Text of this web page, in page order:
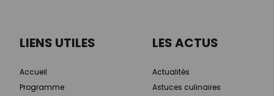
LIENS UTILES
Accueil
Programme
LES ACTUS
Actualités
Astuces culinaires